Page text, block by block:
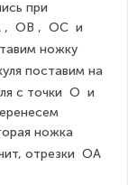
при
, OB , OC и
ножку
поставим на
с точки O и
ножка
отрезки OA